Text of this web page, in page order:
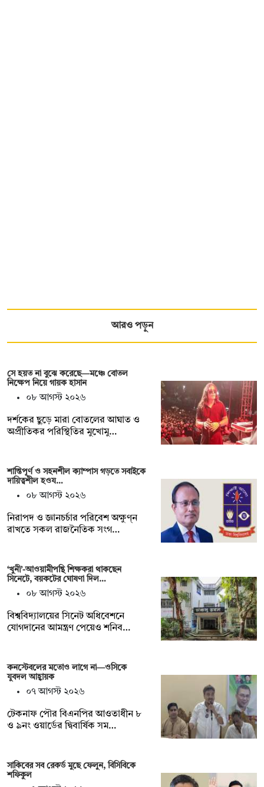
আরও পড়ুন
সে হয়ত না ‍বুঝে করেছে—মঞ্চে বোতল
নিক্ষেপ নিয়ে গায়ক হাসান
০৮ আগস্ট ২০২৬
দর্শকের ছুড়ে মারা বোতলের আঘাত ও
অপ্রীতিকর পরিস্থিতির মুখোমু…
শান্তিপূর্ণ ও সহনশীল ক্যাম্পাস গড়তে সবাইকে
দায়িত্বশীল হওয…
০৮ আগস্ট ২০২৬
নিরাপদ ও জ্ঞানচর্চার পরিবেশ অক্ষুণ্ন
রাখতে সকল রাজনৈতিক সংগ…
‘খুনী’-আওয়ামীপন্থি শিক্ষকরা থাকছেন
সিনেটে, বয়কটের ঘোষণা দিল…
০৮ আগস্ট ২০২৬
বিশ্ববিদ্যালয়ের সিনেট অধিবেশনে
যোগদানের আমন্ত্রণ পেয়েও শনিব…
কনস্টেবলের মতোও লাগে না—ওসিকে
যুবদল আহ্বায়ক
০৭ আগস্ট ২০২৬
টেকনাফ পৌর বিএনপির আওতাধীন ৮
ও ৯নং ওয়ার্ডের দ্বিবার্ষিক সম…
সাকিবের সব রেকর্ড মুছে ফেলুন, বিসিবিকে
শফিকুল